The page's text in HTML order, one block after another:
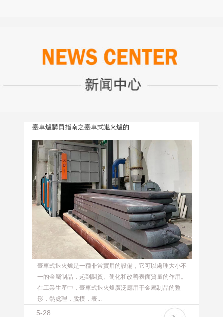
臺車爐購買指南之臺車式退火爐的...
臺車式退火爐是一種非常實用的設備，它可以處理大小不
一的金屬制品，起到調質、硬化和改善表面質量的作用。
在工業生產中，臺車式退火爐廣泛應用于金屬制品的整
形，熱處理，脫模，表...
5-28